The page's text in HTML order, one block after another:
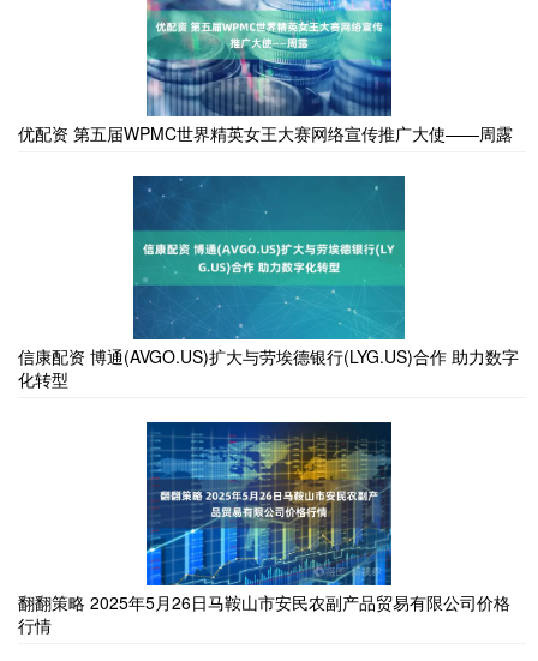
优配资 第五届WPMC世界精英女王大赛网络宣传推广大使——周露
信康配资 博通(AVGO.US)扩大与劳埃德银行(LYG.US)合作 助力数字
化转型
翻翻策略 2025年5月26日马鞍山市安民农副产品贸易有限公司价格
行情